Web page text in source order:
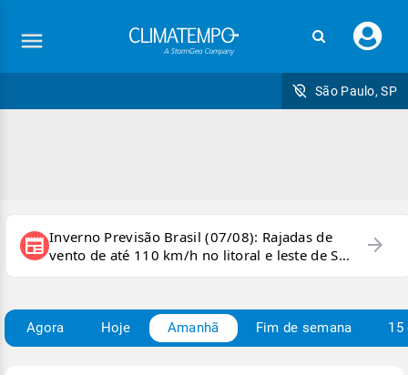
seu
São Paulo, SP
newspaper Inverno Previsão Brasil (07/08): Rajadas de
vento de até 110 km/h no litoral e leste de SP
e sul do RJ
arrow_forward
Agora Hoje Amanhã Fim de semana 15